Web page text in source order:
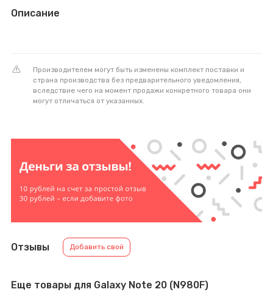
Описание
Производителем могут быть изменены комплект поставки и
страна производства без предварительного уведомления,
вследствие чего на момент продажи конкретного товара они
могут отличаться от указанных.
Отзывы Добавить свой
Еще товары для Galaxy Note 20 (N980F)